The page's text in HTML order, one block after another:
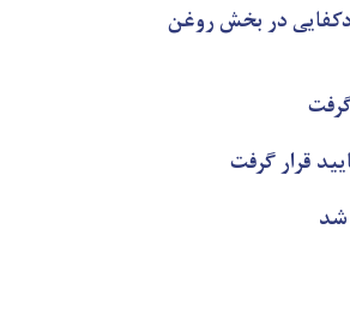
در بخش روغن
قرار گرفت
شد